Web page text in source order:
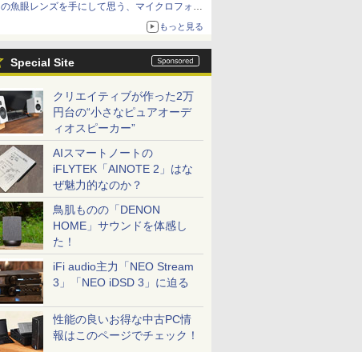
の魚眼レンズを手にして思う、マイクロフォー
もっと見る
Special Site
クリエイティブが作った2万
円台の“小さなピュアオーデ
ィオスピーカー”
AIスマートノートの
iFLYTEK「AINOTE 2」はな
ぜ魅力的なのか？
鳥肌ものの「DENON
HOME」サウンドを体感し
た！
iFi audio主力「NEO Stream
3」「NEO iDSD 3」に迫る
性能の良いお得な中古PC情
報はこのページでチェック！